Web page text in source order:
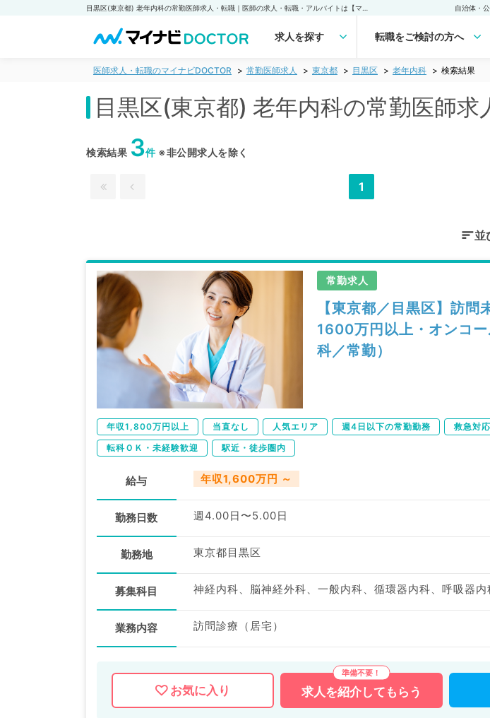
自治体・
求人を探す 転職をご検討の方へ
医師求人・転職のマイナビDOCTOR 常勤医師求人 東京都 目黒区 老年内科 検索結果
目黒区(東京都) 老年内科の常勤医師求
検索結果 3件※非公開求人を除く
1
並
常勤求人
【東京都／目黒区】訪問
1600万円以上・オンコ
科／常勤）
年収1,800万円以上 当直なし 人気エリア 週4日以下の常勤勤務 救急対
転科ＯＫ・未経験歓迎
駅近・徒歩圏内
給与 年収1,600万円 ～
勤務日数 週4.00日〜5.00日
勤務地 東京都目黒区
募集科目
業務内容 訪問診療（居宅）
お気に入り 求人を紹介してもらう